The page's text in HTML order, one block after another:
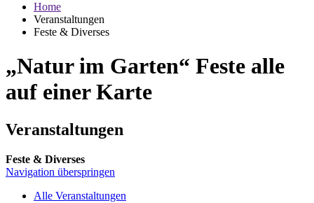
Home
Veranstaltungen
Feste & Diverses
„Natur im Garten“ Feste alle
auf einer Karte
Veranstaltungen
Feste & Diverses
Navigation überspringen
Alle Veranstaltungen